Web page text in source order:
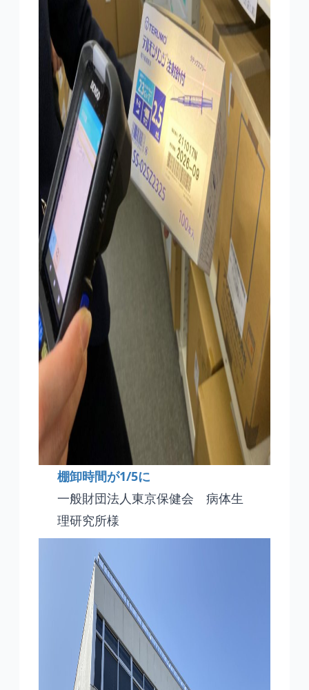
棚卸時間が1/5に
一般財団法人東京保健会 病体生
理研究所様